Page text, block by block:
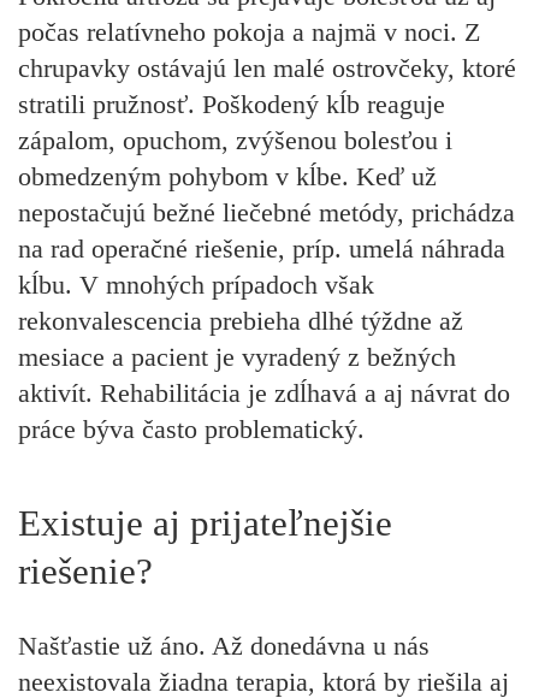
počas relatívneho pokoja a najmä v noci. Z
chrupavky ostávajú len malé ostrovčeky, ktoré
stratili pružnosť. Poškodený kĺb reaguje
zápalom, opuchom, zvýšenou bolesťou i
obmedzeným pohybom v kĺbe. Keď už
nepostačujú bežné liečebné metódy, prichádza
na rad operačné riešenie, príp. umelá náhrada
kĺbu. V mnohých prípadoch však
rekonvalescencia prebieha dlhé týždne až
mesiace a pacient je vyradený z bežných
aktivít. Rehabilitácia je zdĺhavá a aj návrat do
práce býva často problematický.
Existuje aj prijateľnejšie
riešenie?
Našťastie už áno. Až donedávna u nás
neexistovala žiadna terapia, ktorá by riešila aj